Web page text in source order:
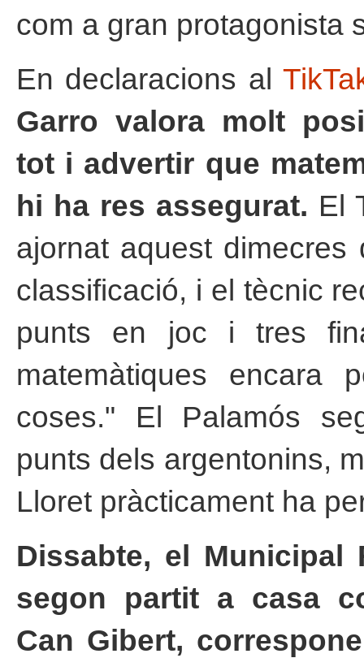
com a gran protagonista
En declaracions al
Garro valora molt
tot i advertir que
hi ha res assegurat. El
ajornat aquest
classificació, i el tècnic
punts en joc i tres
matemàtiques encara
coses." El Palamós
punts dels argentonins,
Lloret pràcticament ha
Dissabte, el Municipal
segon partit a casa
Can Gibert,